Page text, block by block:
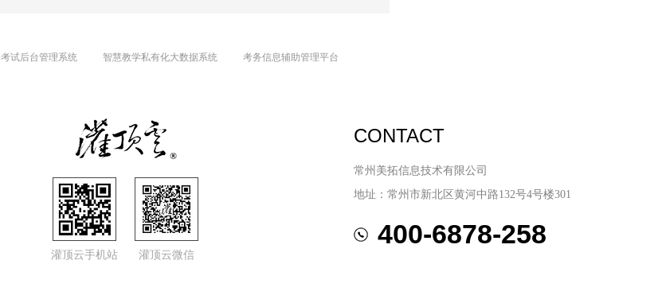
试后台管理系统 智慧教学私有化大数据系统 考务信息辅助管理平台
灌顶云手机站
灌顶云微信
CONTACT
常州美拓信息技术有限公司
地址：常州市新北区黄河中路132号4号楼301
400-6878-258